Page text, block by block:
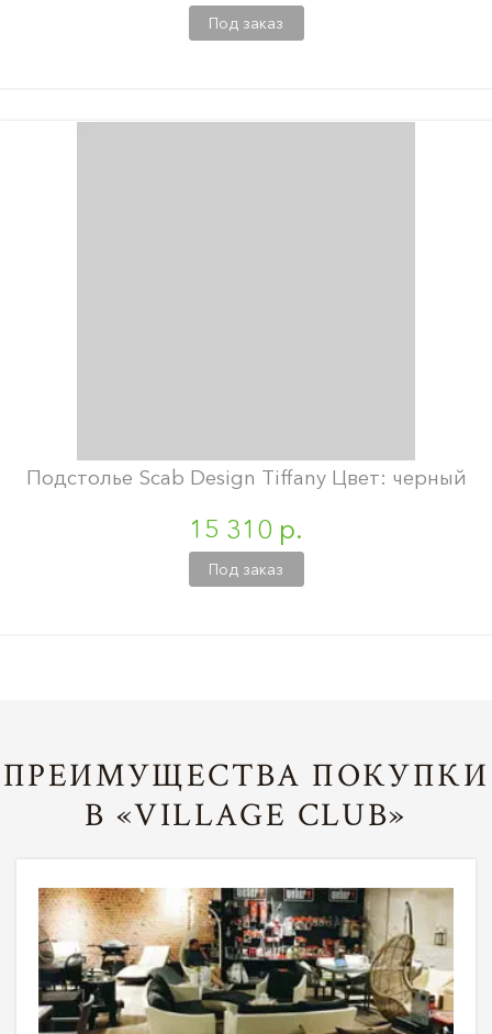
Под заказ
Подстолье Scab Design Tiffany Цвет: черный
15 310 р.
Под заказ
ПРЕИМУЩЕСТВА ПОКУПКИ
В «VILLAGE CLUB»